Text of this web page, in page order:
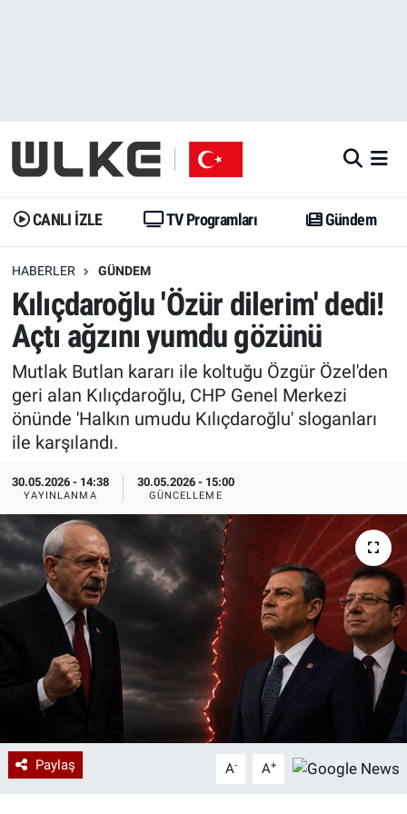
CANLI İZLE TV Programları Gündem
HABERLER GÜNDEM
Kılıçdaroğlu 'Özür dilerim' dedi!
Açtı ağzını yumdu gözünü
Mutlak Butlan kararı ile koltuğu Özgür Özel'den
geri alan Kılıçdaroğlu, CHP Genel Merkezi
önünde 'Halkın umudu Kılıçdaroğlu' sloganları
ile karşılandı.
30.05.2026 - 14:38
YAYINLANMA
30.05.2026 - 15:00
GÜNCELLEME
Paylaş A- A+
Gündem
Dünya
Erişim Bilgileri
Ekonomi
Trend
Özel Haberler
Yazarlar
Gündem
Trend
Erişim Bilgileri
Spor
Ekonomi
Dünya
Medya
Özel Haberler
Kadın
Erişim Bilgileri
Sağlık
Teknoloji
Ramazan
İstanbul Namaz Vakitleri
Trafik Durumu
Erişim Bilgileri
Tüm Manşetler
Son Dakika Haberleri
Haber Arşivi